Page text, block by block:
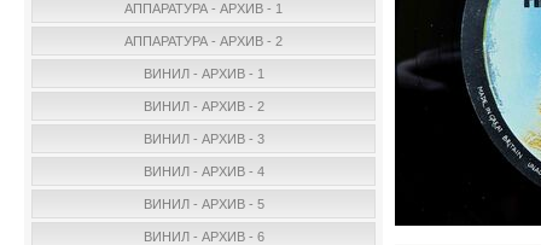
АППАРАТУРА - АРХИВ - 1
АППАРАТУРА - АРХИВ - 2
ВИНИЛ - АРХИВ - 1
ВИНИЛ - АРХИВ - 2
ВИНИЛ - АРХИВ - 3
ВИНИЛ - АРХИВ - 4
ВИНИЛ - АРХИВ - 5
ВИНИЛ - АРХИВ - 6